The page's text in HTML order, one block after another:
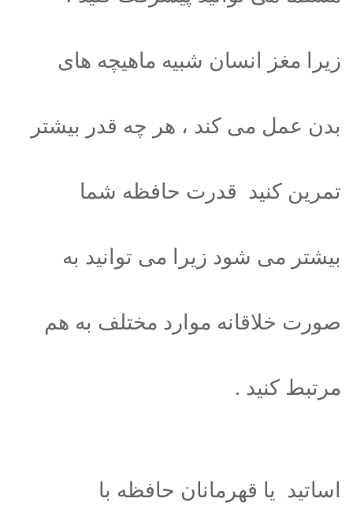
زیرا مغز انسان شبیه ماهیچه های
بدن عمل می کند ، هر چه قدر بیشتر
تمرین کنید قدرت حافظه شما
بیشتر می شود زیرا می توانید به
صورت خلاقانه موارد مختلف به هم
مرتبط کنید .
اساتید یا قهرمانان حافظه با